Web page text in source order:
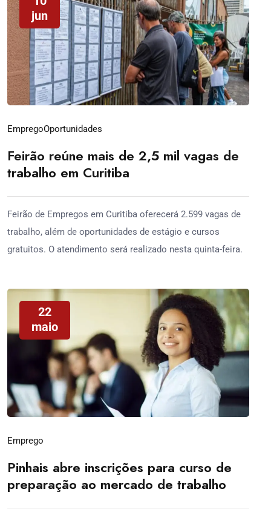
jun
EmpregoOportunidades
Feirão reúne mais de 2,5 mil vagas de
trabalho em Curitiba
Feirão de Empregos em Curitiba oferecerá 2.599 vagas de
trabalho, além de oportunidades de estágio e cursos
gratuitos. O atendimento será realizado nesta quinta-feira.
22
maio
Emprego
Pinhais abre inscrições para curso de
preparação ao mercado de trabalho